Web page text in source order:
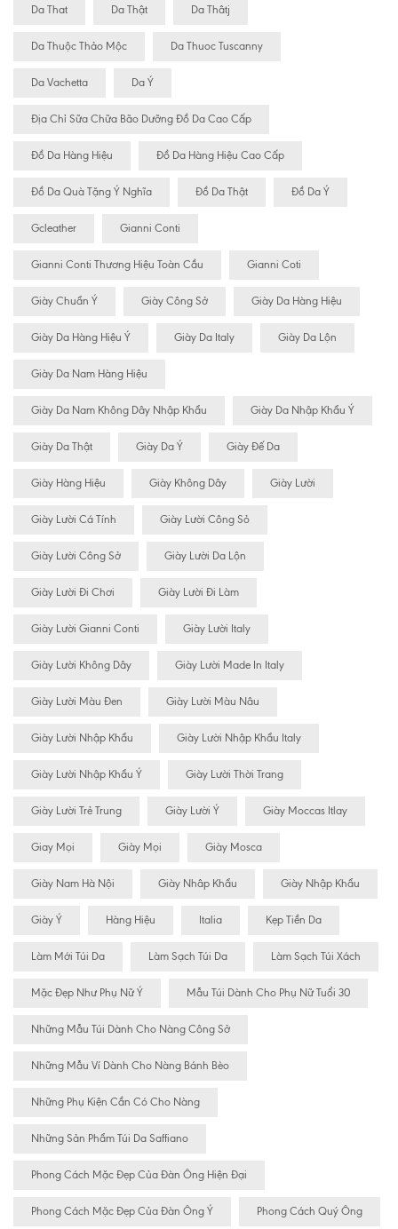
Da That Da Thật Da Thâtj
Da Thuộc Thảo Mộc Da Thuoc Tuscanny
Da Vachetta Da Ý
Địa Chỉ Sữa Chữa Bão Dưỡng Đồ Da Cao Cấp
Đồ Da Hàng Hiệu Đồ Da Hàng Hiệu Cao Cấp
Đồ Da Quà Tặng Ý Nghĩa Đồ Da Thật Đồ Da Ý
Gcleather Gianni Conti
Gianni Conti Thương Hiệu Toàn Cầu Gianni Coti
Giày Chuẩn Ý Giày Công Sở Giày Da Hàng Hiệu
Giày Da Hàng Hiệu Ý Giày Da Italy Giày Da Lộn
Giày Da Nam Hàng Hiệu
Giày Da Nam Không Dây Nhập Khẩu Giày Da Nhập Khẩu Ý
Giày Da Thật Giày Da Ý Giày Đế Da
Giày Hàng Hiệu Giày Không Dây Giày Lười
Giày Lười Cá Tính Giày Lười Công Sỏ
Giày Lười Công Sở Giày Lười Da Lộn
Giày Lười Đi Chơi Giày Lười Đi Làm
Giày Lười Gianni Conti Giày Lười Italy
Giày Lười Không Dây Giày Lười Made In Italy
Giày Lười Màu Đen Giày Lười Màu Nâu
Giày Lười Nhập Khẩu Giày Lười Nhập Khẩu Italy
Giày Lười Nhập Khẩu Ý Giày Lười Thời Trang
Giày Lười Trẻ Trung Giày Lười Ý Giày Moccas Itlay
Giay Mọi Giày Mọi Giày Mosca
Giày Nam Hà Nội Giày Nhâp Khẩu Giày Nhập Khẩu
Giày Ý Hàng Hiệu Italia Kẹp Tiền Da
Làm Mới Túi Da Làm Sạch Túi Da Làm Sạch Túi Xách
Mặc Đẹp Như Phụ Nữ Ý Mẫu Túi Dành Cho Phụ Nữ Tuổi 30
Những Mẫu Túi Dành Cho Nàng Công Sở
Những Mẫu Ví Dành Cho Nàng Bánh Bèo
Những Phụ Kiện Cần Có Cho Nàng
Những Sản Phẩm Túi Da Saffiano
Phong Cách Mặc Đẹp Của Đàn Ông Hiện Đại
Phong Cách Mặc Đẹp Của Đàn Ông Ý Phong Cách Quý Ông